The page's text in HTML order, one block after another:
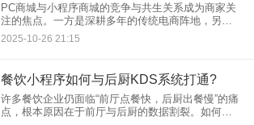
PC商城与小程序商城的竞争与共生关系成为商家关
注的焦点。一方是深耕多年的传统电商阵地，另一
方是依托微信生态崛起的社交电商新星，两者究竟
是“替代品”还是“互补者”？答案或许隐藏在用户行为
2025-10-26 21:15
餐饮小程序如何与后厨KDS系统打通?
许多餐饮企业仍面临“前厅点餐快，后厨出餐慢”的痛
点，根本原因在于前厅与后厨的数据割裂。如何将